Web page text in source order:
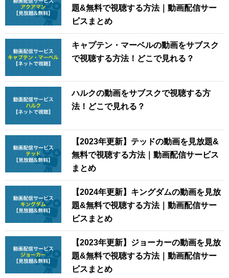
題&無料で視聴する方法｜動画配信サー
ビスまとめ
キャプテン・マーベルの動画をサブスク
で視聴する方法！どこで見れる？
ハルクの動画をサブスクで視聴する方
法！どこで見れる？
【2023年更新】テッドの動画を見放題&
無料で視聴する方法｜動画配信サービス
まとめ
【2024年更新】キングダムの動画を見放
題&無料で視聴する方法｜動画配信サー
ビスまとめ
【2023年更新】ジョーカーの動画を見放
題&無料で視聴する方法｜動画配信サー
ビスまとめ